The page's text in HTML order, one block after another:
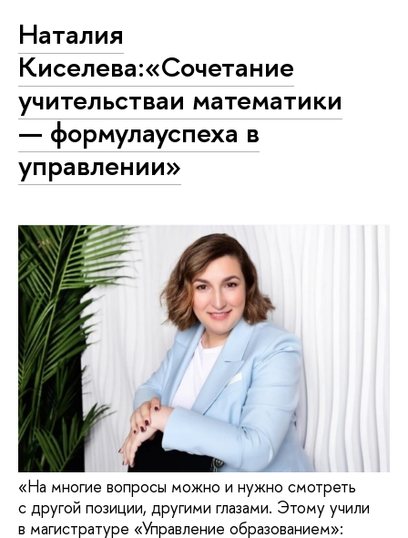
Наталия
Киcелева:«Сочетание
учительстваи математики
— формулауспеха в
управлении»
«На многие вопросы можно и нужно смотреть
с другой позиции, другими глазами. Этому учили
в магистратуре «Управление образованием»: